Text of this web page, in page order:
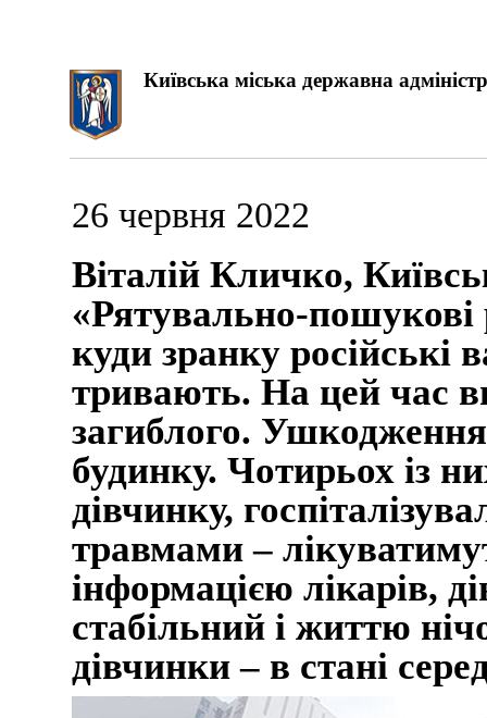
Київська міська державна
26 червня 2022
Віталій Кличко,
«Рятувально-
куди зранку російські
тривають. На цей час
загиблого.
будинку. Чотирьох із
дівчинку,
травмами –
інформацією лікарів,
стабільний і життю
дівчинки – в стані